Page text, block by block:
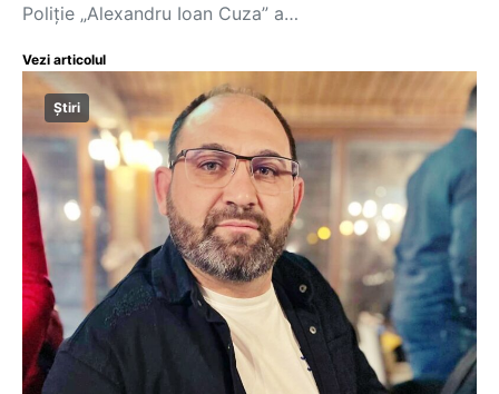
Poliție „Alexandru Ioan Cuza” a…
Vezi articolul
Știri